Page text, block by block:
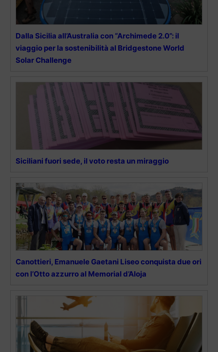
Dalla Sicilia all’Australia con “Archimede 2.0”: il
viaggio per la sostenibilità al Bridgestone World
Solar Challenge
Siciliani fuori sede, il voto resta un miraggio
Canottieri, Emanuele Gaetani Liseo conquista due ori
con l’Otto azzurro al Memorial d’Aloja